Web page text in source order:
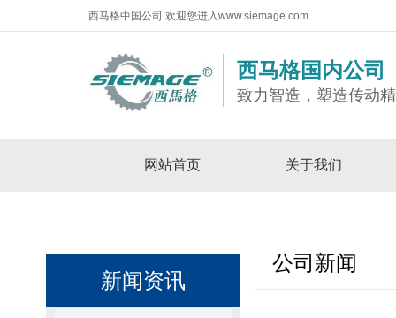
西马格中国公司 欢迎您进入www.siemage.com
西马格国内公司
致力智造，塑造传动
网站首页 关于我们
新闻资讯
公司新闻